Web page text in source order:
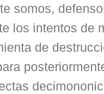
somos,
los intentos de
de